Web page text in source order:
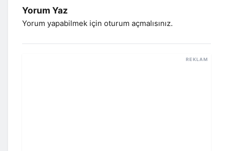
Yorum Yaz
Yorum yapabilmek için oturum açmalısınız.
REKLAM